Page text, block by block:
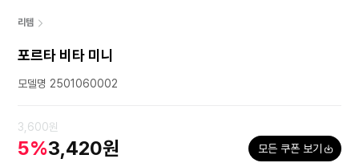
리템
포르타 비타 미니
모델명 2501060002
3,600원
5%3,420원 모든 쿠폰 보기